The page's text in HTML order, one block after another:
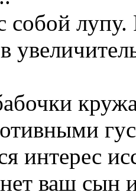
собой лупу.
интерес
ваш сын